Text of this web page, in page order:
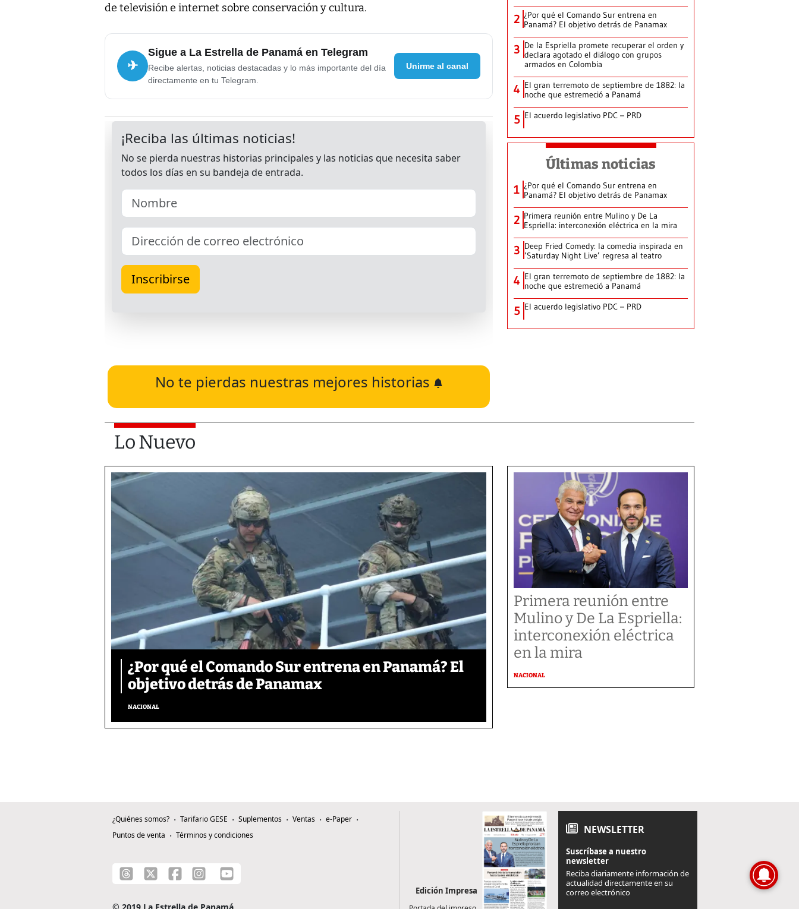
de televisión e internet sobre conservación y cultura.
✈
Sigue a La Estrella de Panamá en Telegram
Recibe alertas, noticias destacadas y lo más importante del día
directamente en tu Telegram.
Unirme al canal
No te pierdas nuestras mejores historias
2 ¿Por qué el Comando Sur entrena en
Panamá? El objetivo detrás de Panamax
3 De la Espriella promete recuperar el orden y
declara agotado el diálogo con grupos
armados en Colombia
4 El gran terremoto de septiembre de 1882: la
noche que estremeció a Panamá
5 El acuerdo legislativo PDC – PRD
Últimas noticias
1 ¿Por qué el Comando Sur entrena en
Panamá? El objetivo detrás de Panamax
2 Primera reunión entre Mulino y De La
Espriella: interconexión eléctrica en la mira
3 Deep Fried Comedy: la comedia inspirada en
‘Saturday Night Live’ regresa al teatro
4 El gran terremoto de septiembre de 1882: la
noche que estremeció a Panamá
5 El acuerdo legislativo PDC – PRD
Lo Nuevo
¿Por qué el Comando Sur entrena en Panamá? El
objetivo detrás de Panamax
NACIONAL
Primera reunión entre
Mulino y De La Espriella:
interconexión eléctrica
en la mira
NACIONAL
¿Quiénes somos? Tarifario GESE Suplementos Ventas
e-Paper
Puntos de venta
Términos y condiciones
Edición Impresa
NEWSLETTER
Suscríbase a nuestro
newsletter
Reciba diariamente información de
actualidad directamente en su
correo electrónico